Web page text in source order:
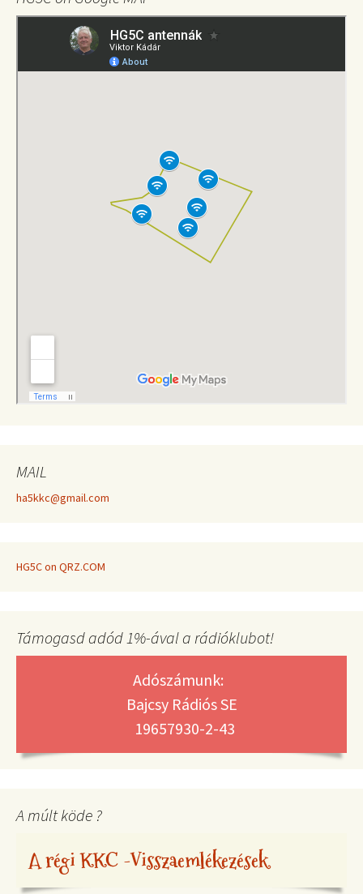
MAIL
ha5kkc@gmail.com
HG5C on QRZ.COM
Támogasd adód 1%-ával a rádióklubot!
Adószámunk:
Bajcsy Rádiós SE
19657930-2-43
A múlt köde ?
A régi KKC -Visszaemlékezések